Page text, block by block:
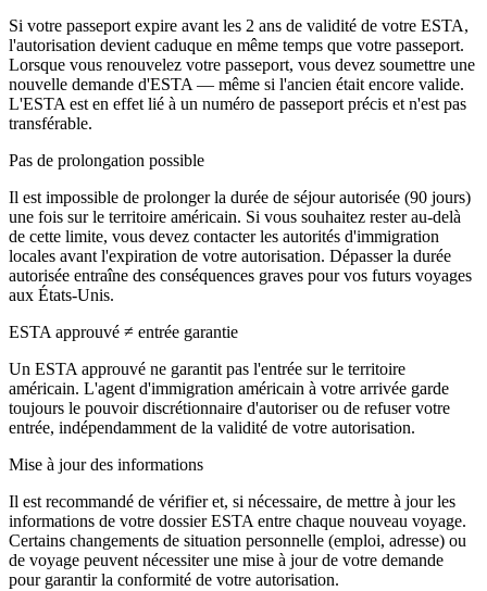
Si votre passeport expire avant les 2 ans de validité de votre ESTA,
l'autorisation devient caduque en même temps que votre passeport.
Lorsque vous renouvelez votre passeport, vous devez soumettre une
nouvelle demande d'ESTA — même si l'ancien était encore valide.
L'ESTA est en effet lié à un numéro de passeport précis et n'est pas
transférable.
Pas de prolongation possible
Il est impossible de prolonger la durée de séjour autorisée (90 jours)
une fois sur le territoire américain. Si vous souhaitez rester au-delà
de cette limite, vous devez contacter les autorités d'immigration
locales avant l'expiration de votre autorisation. Dépasser la durée
autorisée entraîne des conséquences graves pour vos futurs voyages
aux États-Unis.
ESTA approuvé ≠ entrée garantie
Un ESTA approuvé ne garantit pas l'entrée sur le territoire
américain. L'agent d'immigration américain à votre arrivée garde
toujours le pouvoir discrétionnaire d'autoriser ou de refuser votre
entrée, indépendamment de la validité de votre autorisation.
Mise à jour des informations
Il est recommandé de vérifier et, si nécessaire, de mettre à jour les
informations de votre dossier ESTA entre chaque nouveau voyage.
Certains changements de situation personnelle (emploi, adresse) ou
de voyage peuvent nécessiter une mise à jour de votre demande
pour garantir la conformité de votre autorisation.